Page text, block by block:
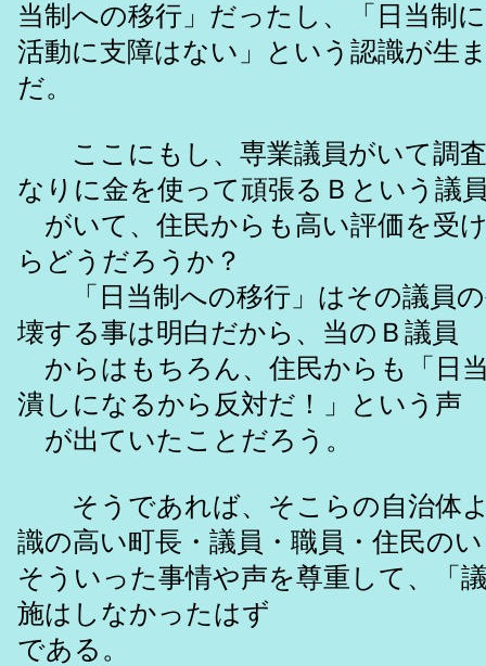
当制への移行」だったし、「日当制
活動に支障はない」という認識が生
だ。
ここにもし、専業議員がいて調査
なりに金を使って頑張るＢという議
がいて、住民からも高い評価を受
らどうだろうか？
「日当制への移行」はその議員の
壊する事は明白だから、当のＢ議員
からはもちろん、住民からも「日
潰しになるから反対だ！」という声
が出ていたことだろう。
そうであれば、そこらの自治体
識の高い町長・議員・職員・住民の
そういった事情や声を尊重して、「
施はしなかったはず
である。